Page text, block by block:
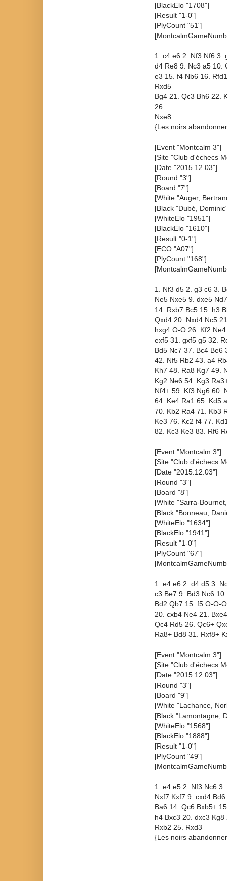
[BlackElo "1708"]
[Result "1-0"]
[PlyCount "51"]
1. c4 e6 2. Nf3 Nf6 3.
d4 Re8 9. Nc3 a5 10.
e3 15. f4 Nb6 16.
Rxd5
Bg4 21. Qc3 Bh6 22.
26.
Nxe8
{Les noirs
[Event "Montcalm 3"]
[Site "Club d'échecs
[Date "2015.12.03"]
[Round "3"]
[Board "7"]
[White "Auger,
[Black "Dubé,
[WhiteElo "1951"]
[BlackElo "1610"]
[Result "0-1"]
[ECO "A07"]
[PlyCount "168"]
1. Nf3 d5 2. g3 c6 3.
Ne5 Nxe5 9. dxe5
14. Rxb7 Bc5 15. h3
Qxd4 20. Nxd4 Nc5
hxg4 O-O 26. Kf2
exf5 31. gxf5 g5 32.
Bd5 Nc7 37. Bc4 Be6
42. Nf5 Rb2 43. a4
Kh7 48. Ra8 Kg7 49.
Kg2 Ne6 54. Kg3
Nf4+ 59. Kf3 Ng6 60.
64. Ke4 Ra1 65. Kd5
70. Kb2 Ra4 71. Kb3
Ke3 76. Kc2 f4 77.
82. Kc3 Ke3 83. Rf6
[Event "Montcalm 3"]
[Site "Club d'échecs
[Date "2015.12.03"]
[Round "3"]
[Board "8"]
[White "Sarra-
[Black "Bonneau,
[WhiteElo "1634"]
[BlackElo "1941"]
[Result "1-0"]
[PlyCount "67"]
1. e4 e6 2. d4 d5 3.
c3 Be7 9. Bd3 Nc6
Bd2 Qb7 15. f5 O-O-
20. cxb4 Ne4 21.
Qc4 Rd5 26. Qc6+
Ra8+ Bd8 31. Rxf8+
[Event "Montcalm 3"]
[Site "Club d'échecs
[Date "2015.12.03"]
[Round "3"]
[Board "9"]
[White "Lachance,
[Black "Lamontagne,
[WhiteElo "1568"]
[BlackElo "1888"]
[Result "1-0"]
[PlyCount "49"]
1. e4 e5 2. Nf3 Nc6
Nxf7 Kxf7 9. cxd4
Ba6 14. Qc6 Bxb5+
h4 Bxc3 20. dxc3
Rxb2 25. Rxd3
{Les noirs